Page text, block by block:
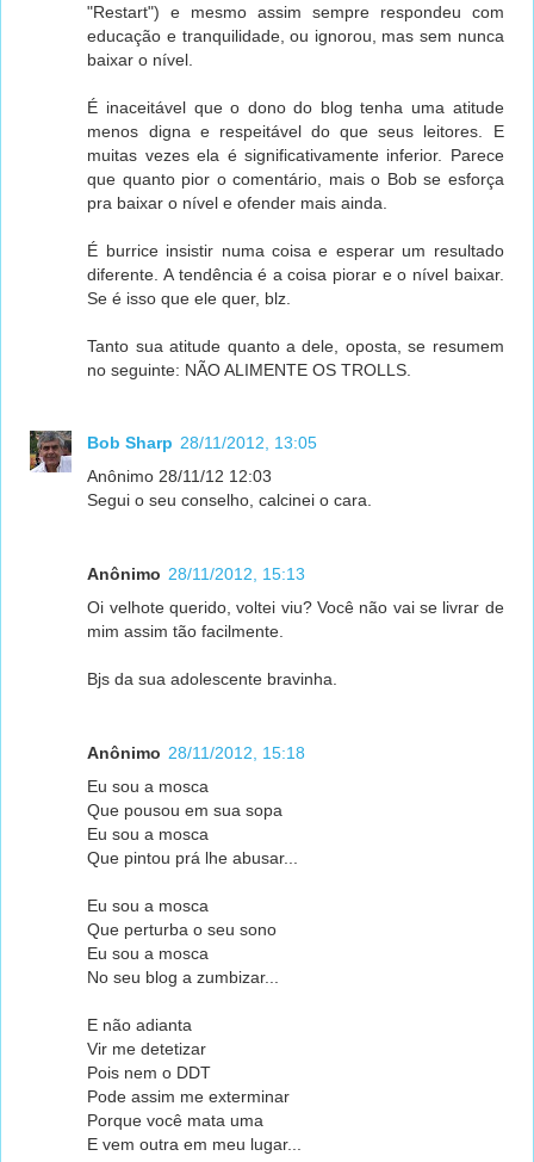
"Restart") e mesmo assim sempre respondeu com
educação e tranquilidade, ou ignorou, mas sem nunca
baixar o nível.
É inaceitável que o dono do blog tenha uma atitude
menos digna e respeitável do que seus leitores. E
muitas vezes ela é significativamente inferior. Parece
que quanto pior o comentário, mais o Bob se esforça
pra baixar o nível e ofender mais ainda.
É burrice insistir numa coisa e esperar um resultado
diferente. A tendência é a coisa piorar e o nível baixar.
Se é isso que ele quer, blz.
Tanto sua atitude quanto a dele, oposta, se resumem
no seguinte: NÃO ALIMENTE OS TROLLS.
Bob Sharp 28/11/2012, 13:05
Anônimo 28/11/12 12:03
Segui o seu conselho, calcinei o cara.
Anônimo 28/11/2012, 15:13
Oi velhote querido, voltei viu? Você não vai se livrar de
mim assim tão facilmente.
Bjs da sua adolescente bravinha.
Anônimo 28/11/2012, 15:18
Eu sou a mosca
Que pousou em sua sopa
Eu sou a mosca
Que pintou prá lhe abusar...
Eu sou a mosca
Que perturba o seu sono
Eu sou a mosca
No seu blog a zumbizar...
E não adianta
Vir me detetizar
Pois nem o DDT
Pode assim me exterminar
Porque você mata uma
E vem outra em meu lugar...